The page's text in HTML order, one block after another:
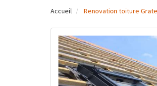
Accueil Renovation toiture